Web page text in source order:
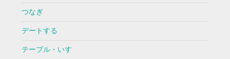
つなぎ
デートする
テーブル・いす